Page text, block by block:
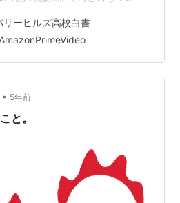
？ 乳がんは英語で breast
乳房、cancer=がん です。
いくつか単語がありますが、ど
しょう？いずれも片方の…
リーヒルズ高校白書
AmazonPrimeVideo
• 5年前
と。